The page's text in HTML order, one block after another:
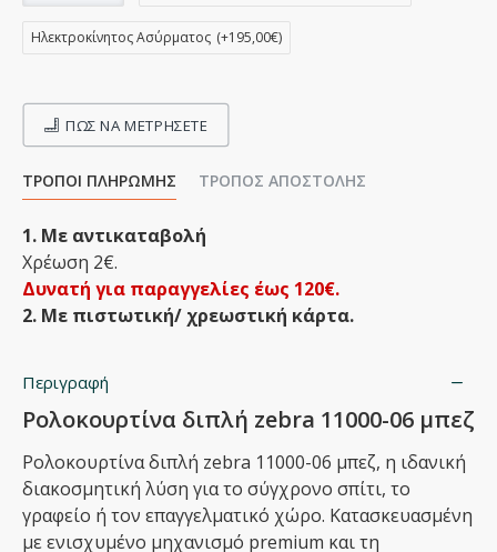
Ηλεκτροκίνητος Ασύρματος (+195,00€)
ΠΩΣ ΝΑ ΜΕΤΡΉΣΕΤΕ
ΤΡΌΠΟΙ ΠΛΗΡΩΜΉΣ ΤΡΌΠΟΣ ΑΠΟΣΤΟΛΉΣ
1. Με αντικαταβολή
Χρέωση 2€.
Δυνατή για παραγγελίες έως 120€.
2. Με πιστωτική/ χρεωστική κάρτα.
Περιγραφή
Ρολοκουρτίνα διπλή zebra 11000-06 μπεζ
Ρολοκουρτίνα διπλή zebra 11000-06 μπεζ, η ιδανική
διακοσμητική λύση για το σύγχρονο σπίτι, το
γραφείο ή τον επαγγελματικό χώρο. Κατασκευασμένη
με ενισχυμένο μηχανισμό premium και τη